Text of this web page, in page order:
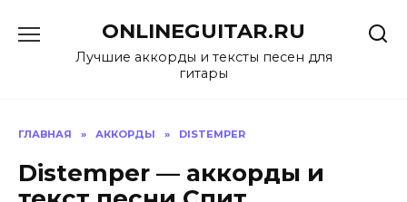
содержанию
ONLINEGUITAR.RU
Лучшие аккорды и тексты песен для
гитары
ГЛАВНАЯ » АККОРДЫ » DISTEMPER
Distemper — аккорды и